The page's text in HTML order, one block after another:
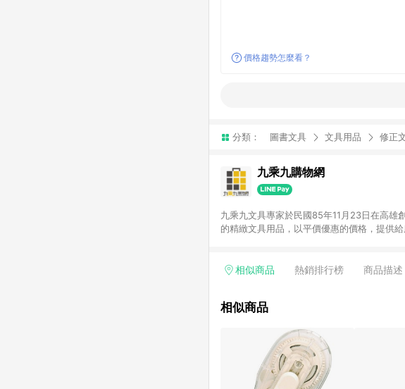
價格趨勢怎麼看？
分類： 圖書文具 文具用品 修正
九乘九購物網
九乘九文具專家於民國85年11月23日在高雄
的精緻文具用品，以平價優惠的價格，提供
商出貨後 30 天前後發送。 (2) 門市訂單、
相似商品 熱銷排行榜 商品描述
相似商品